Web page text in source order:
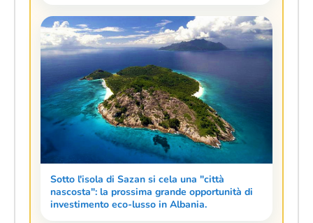
Sotto l'isola di Sazan si cela una "città
nascosta": la prossima grande opportunità di
investimento eco-lusso in Albania.